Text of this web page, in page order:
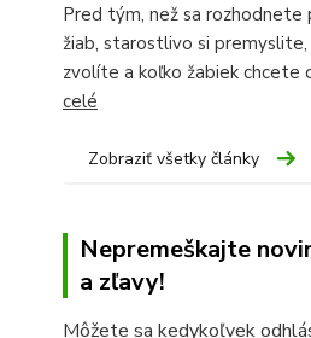
Pred tým, než sa rozhodnete
žiab, starostlivo si premyslite,
zvolíte a koľko žabiek chcete
celé
Zobraziť všetky články
Nepremeškajte
a zľavy!
Môžete sa kedykoľvek